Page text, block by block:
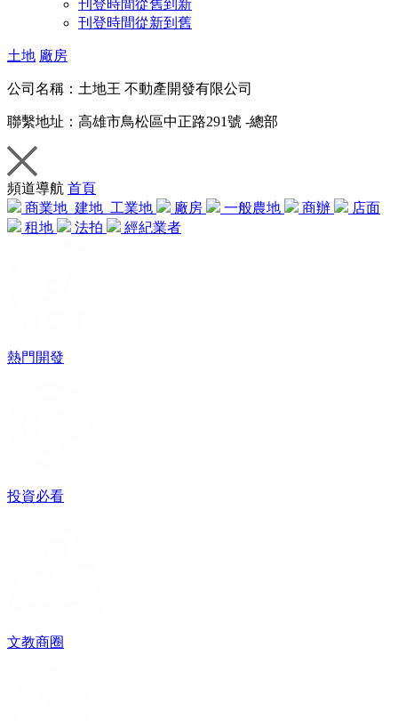
刊登時間從舊到新
刊登時間從新到舊
土地 廠房
公司名稱： 土地王 不動產開發有限公司
聯繫地址： 高雄市鳥松區中正路291號 -總部
頻道導航 首頁
商業地 建地 工業地 廠房 一般農地 商辦
店面
租地
法拍 經紀業者
熱門開發
投資必看
文教商圈